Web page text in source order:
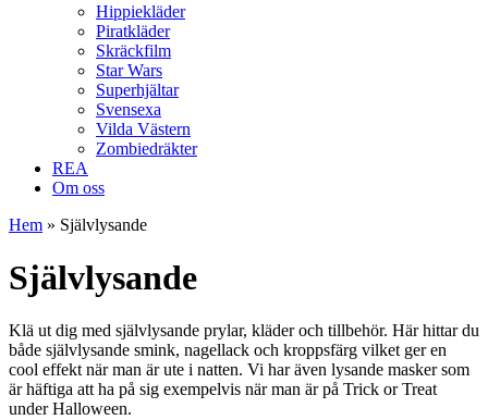
Hippiekläder
Piratkläder
Skräckfilm
Star Wars
Superhjältar
Svensexa
Vilda Västern
Zombiedräkter
REA
Om oss
Hem » Självlysande
Självlysande
Klä ut dig med självlysande prylar, kläder och tillbehör. Här hittar du
både självlysande smink, nagellack och kroppsfärg vilket ger en
cool effekt när man är ute i natten. Vi har även lysande masker som
är häftiga att ha på sig exempelvis när man är på Trick or Treat
under Halloween.